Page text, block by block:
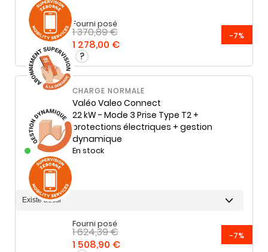
Fourni posé
1 370,89 €
1 278,00 €
-7%
CHARGE NORMALE
Valéo Valeo Connect
22 kW - Mode 3 Prise Type T2 +
protections électriques + gestion
dynamique
En stock
Fourni posé
1 624,39 €
1 508,90 €
-7%